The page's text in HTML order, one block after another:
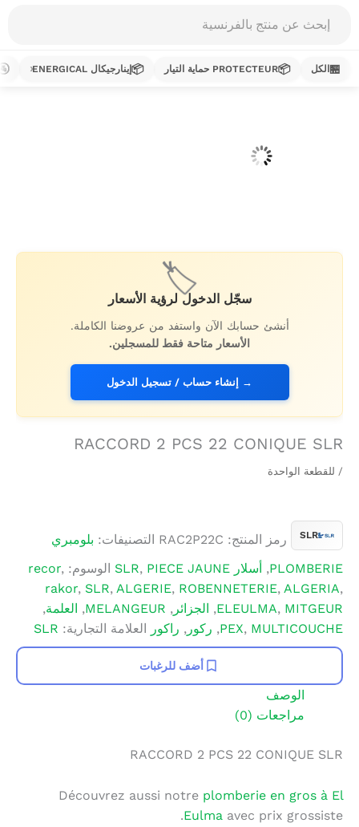
تخطي
🏷️
سجّل الدخول لرؤية الأسعار
أنشئ حسابك الآن واستفد من عروضنا الكاملة.
الأسعار متاحة فقط للمسجلين.
→ إنشاء حساب / تسجيل الدخول
RACCORD 2 PCS 22 CONIQUE SLR
/ للقطعة الواحدة
SLR رمز المنتج: RAC2P22C التصنيفات: بلومبري
PLOMBERIE
, أسلار SLR , PIECE JAUNE الوسوم: recor,
rakor, SLR, ALGERIE, ROBENNETERIE, ALGERIA,
ELEULMA, MITGEUR
, الجزائر ,
MELANGEUR
, العلمة,
PEX, MULTICOUCHE
, ركور , راكور العلامة التجارية: SLR
أضف للرغبات
الوصف
مراجعات (0)
RACCORD 2 PCS 22 CONIQUE SLR
Découvrez aussi notre plomberie en gros à El
Eulma avec prix grossiste.
search
🏪الكل 📦PROTECTEUR حماية التيار 📦إينارجيكال ENERGICAL